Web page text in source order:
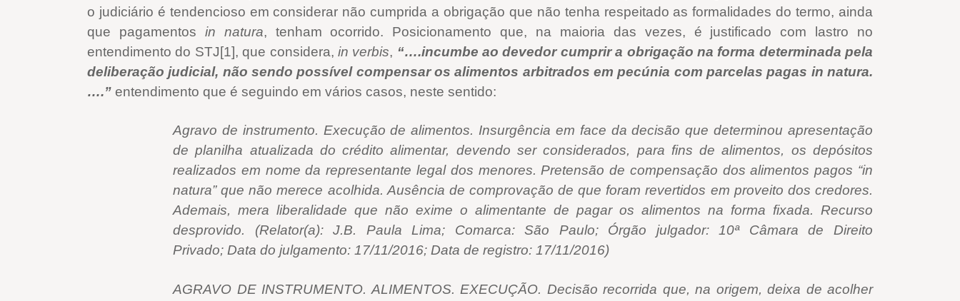
o judiciário é tendencioso em considerar não cumprida a obrigação que não tenha respeitado as formalidades do termo, ainda
que pagamentos in natura, tenham ocorrido. Posicionamento que, na maioria das vezes, é justificado com lastro no
entendimento do STJ[1], que considera, in verbis, “….incumbe ao devedor cumprir a obrigação na forma determinada pela
deliberação judicial, não sendo possível compensar os alimentos arbitrados em pecúnia com parcelas pagas in natura.
….” entendimento que é seguindo em vários casos, neste sentido:
Agravo de instrumento. Execução de alimentos. Insurgência em face da decisão que determinou apresentação
de planilha atualizada do crédito alimentar, devendo ser considerados, para fins de alimentos, os depósitos
realizados em nome da representante legal dos menores. Pretensão de compensação dos alimentos pagos “in
natura” que não merece acolhida. Ausência de comprovação de que foram revertidos em proveito dos credores.
Ademais, mera liberalidade que não exime o alimentante de pagar os alimentos na forma fixada. Recurso
desprovido. (Relator(a): J.B. Paula Lima; Comarca: São Paulo; Órgão julgador: 10ª Câmara de Direito
Privado; Data do julgamento: 17/11/2016; Data de registro: 17/11/2016)
AGRAVO DE INSTRUMENTO. ALIMENTOS. EXECUÇÃO. Decisão recorrida que, na origem, deixa de acolher